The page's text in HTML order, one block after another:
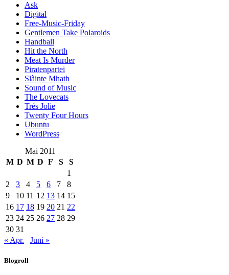
Ask
Digital
Free-Music-Friday
Gentlemen Take Polaroids
Handball
Hit the North
Meat Is Murder
Piratenpartei
Slàinte Mhath
Sound of Music
The Lovecats
Trés Jolie
Twenty Four Hours
Ubuntu
WordPress
Mai 2011
M D M D F S
S
1
2
3 4 5 6 7
8
9
10 11 12 13 14 15
16 17 18 19 20 21 22
23 24 25 26 27 28 29
30 31
« Apr.
Juni »
Blogroll